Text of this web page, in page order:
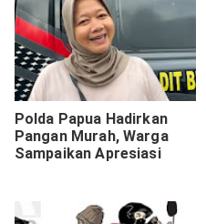
Polda Papua Hadirkan
Pangan Murah, Warga
Sampaikan Apresiasi